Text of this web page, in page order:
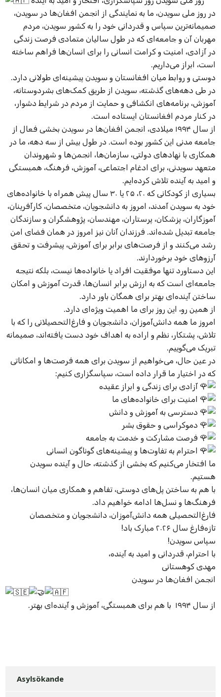
در روز ملی سویدن، ما به نمایندگی از انجمن افغان‌ها در سویدن،
صمیمانه‌ترین سپاس و قدردانی خود را به کشور سویدن، مردم
مهربان آن و جامعه‌ای که در طول سالیان متمادی فرصت زندگی
در آزادی، امنیت و کرامت انسانی را برای انسان‌ها فراهم ساخته
است، ابراز می‌داریم.
دوستی و روابط میان افغانستان و سویدن پیشینه‌ای طولانی دارد.
در طی دهه‌های گذشته، سویدن از طریق کمک‌های بشردوستانه،
آموزش، برنامه‌های انکشافی و حمایت از مردم در شرایط دشوار،
در کنار مردم افغانستان ایستاده است.
از سال ۱۹۹۴ میلادی، انجمن افغان‌ها در سویدن بخشی فعال از
جامعه مدنی این کشور بوده است. در طول بیش از سه دهه، ما در
همکاری با نهادهای دولتی، سازمان‌ها، انجمن‌ها و شهروندان
متعهد سویدنی، برای ادغام اجتماعی، آموزش، فرهنگ، همبستگی
و امید به آینده تلاش کرده‌ایم.
بسیاری از کودکانی که ۲۰، ۲۵ یا ۳۰ سال پیش همراه با خانواده‌های
خود به سویدن آمدند، امروز به دانشجویان، متخصصان، کارآفرینان،
آموزگاران، پزشکان، پرستاران، مهندسان، پژوهشگران و سازندگان
جامعه تبدیل شده‌اند. فرزندان آنان نیز امروز در همان فضای امن
رشد می‌کنند و از فرصت‌های برابر برای آموزش، پیشرفت و تحقق
آرزوهای خود برخوردارند.
این دستاورد تنها موفقیت افراد یا خانواده‌ها نیست، بلکه نتیجه
جامعه‌ای است که به ارزش برابر انسان‌ها، قدرت آموزش و امکان
ساختن آینده‌ای بهتر برای همگان باور دارد.
از همین رو، این روز برای ما اهمیت ویژه‌ای دارد.
امروز ما همه دانش‌آموزان، دانشجویان و فارغ‌التحصیلانی را که با
تلاش، پشتکار، نظم و اراده به اهداف خود دست یافته‌اند، صمیمانه
تبریک می‌گوییم.
در عین حال، می‌خواهیم از سویدن برای همه فرصت‌ها و امکاناتی
که در اختیار ما قرار داده است، سپاسگزاری کنیم:
آزادی برای زندگی و ابراز عقیده
امنیت برای خانواده‌های ما
دسترسی به آموزش و دانش
دموکراسی و حقوق بشر
فرصت مشارکت و خدمت به جامعه
احترام به تفاوت‌ها و پیشینه‌های گوناگون انسانی
ما افتخار می‌کنیم که بخشی از گذشته، حال و آینده سویدن
هستیم.
با هم به ساختن پل‌های دوستی، تفاهم و همکاری میان انسان‌ها،
فرهنگ‌ها و نسل‌ها ادامه خواهیم داد.
فارغ‌التحصیلی همه دانش‌آموزان، دانشجویان و متخصصان
تازه‌فارغ سال ۲۰۲۶ مبارک باد!
سپاس سویدن!
با احترام، قدردانی و امید به آینده،
مهدی کوهستانی
انجمن افغان‌ها در سویدن
از سال ۱۹۹۴ با هم برای همبستگی، آموزش و آینده‌ای بهتر.
Asylsökande